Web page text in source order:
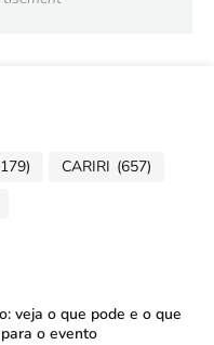
CARIRI (657)
veja o que pode e o que
o evento